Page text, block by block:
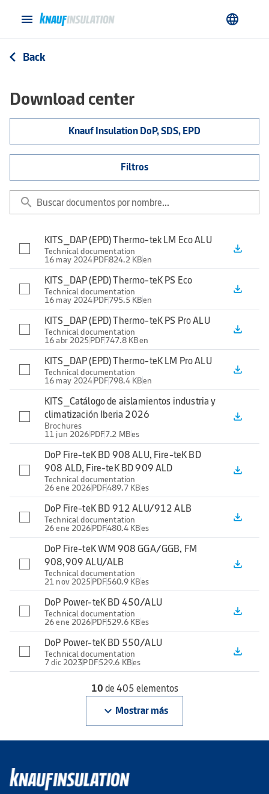
menu language
arrow_back_ios Back
Download center
Knauf Insulation DoP, SDS, EPD
Filtros
search
KITS_DAP (EPD) Thermo-tek LM Eco ALU
Technical documentation
16 may 2024PDF824.2 KBen
file_download
KITS_DAP (EPD) Thermo-teK PS Eco
Technical documentation
16 may 2024PDF795.5 KBen
file_download
KITS_DAP (EPD) Thermo-teK PS Pro ALU
Technical documentation
16 abr 2025 PDF747.8 KBen
file_download
KITS_DAP (EPD) Thermo-teK LM Pro ALU
Technical documentation
16 may 2024PDF798.4 KBen
file_download
KITS_Catálogo de aislamientos industria y
climatización Iberia 2026
Brochures
11 jun 2026PDF7.2 MBes
file_download
DoP Fire-teK BD 908 ALU, Fire-teK BD
908 ALD, Fire-teK BD 909 ALD
Technical documentation
26 ene 2026PDF489.7 KBes
file_download
DoP Fire-teK BD 912 ALU/912 ALB
Technical documentation
26 ene 2026PDF480.4 KBes
file_download
DoP Fire-teK WM 908 GGA/GGB, FM
908,909 ALU/ALB
Technical documentation
21 nov 2025 PDF560.9 KBes
file_download
DoP Power-teK BD 450/ALU
Technical documentation
26 ene 2026PDF529.6 KBes
file_download
DoP Power-teK BD 550/ALU
Technical documentation
7 dic 2023PDF529.6 KBes
file_download
10de 405 elementos
keyboard_arrow_down Mostrar más